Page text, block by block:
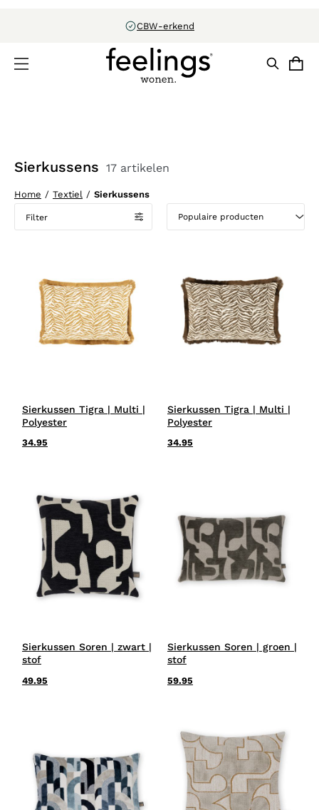
CBW-erkend
Sierkussens 17 artikelen
Home / Textiel / Sierkussens
Filter
Sierkussen Tigra | Multi |
Polyester
34.95
Sierkussen Tigra | Multi |
Polyester
34.95
Sierkussen Soren | zwart |
stof
49.95
Sierkussen Soren | groen |
stof
59.95